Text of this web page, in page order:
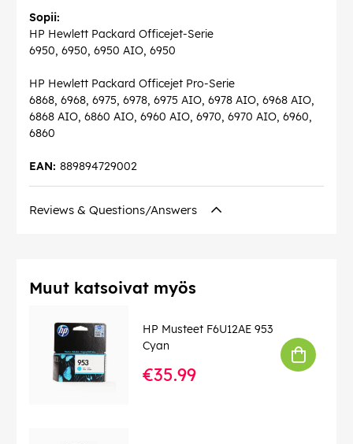
Sopii:
HP Hewlett Packard Officejet-Serie
6950, 6950, 6950 AIO, 6950
HP Hewlett Packard Officejet Pro-Serie
6868, 6968, 6975, 6978, 6975 AIO, 6978 AIO, 6968 AIO,
6868 AIO, 6860 AIO, 6960 AIO, 6970, 6970 AIO, 6960,
6860
889894729002
EAN:
Reviews & Questions/Answers
Muut katsoivat myös
HP Musteet F6U12AE 953
Cyan
€35.99